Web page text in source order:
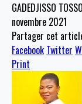
GADEDJISSO
novembre 2021
Partager cet
Facebook Twitter
Print